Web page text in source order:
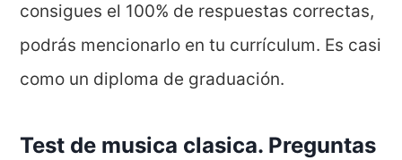
consigues el 100% de respuestas correctas,
podrás mencionarlo en tu currículum. Es casi
como un diploma de graduación.
Test de musica clasica. Preguntas